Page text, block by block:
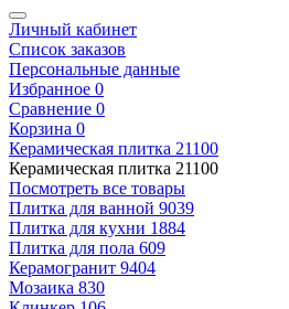
Личный кабинет
Список заказов
Персональные данные
Избранное 0
Сравнение 0
Корзина 0
Керамическая плитка 21100
Керамическая плитка 21100
Посмотреть все товары
Плитка для ванной 9039
Плитка для кухни 1884
Плитка для пола 609
Керамогранит 9404
Мозаика 830